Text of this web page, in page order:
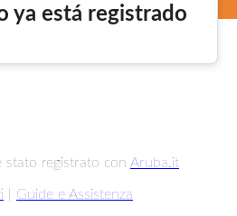
ya está registrado
stato registrato con Aruba.it
Guide e Assistenza